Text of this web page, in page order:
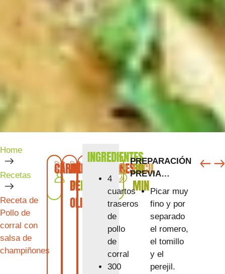
Home
Recetas
Receta de
Pollo de
corral con
salsa de
champiñones
4
PERSONAS
CARNE
ACEITE
DE
OLIVA
LEGUMBRES
VINOS FÁCIL
30
MIN
INGREDIENTES
4
cuartos
traseros
de
pollo
de
corral
300
PREPARACIÓN
PREVIA…
Picar muy
fino y por
separado
el romero,
el tomillo
y el
perejil.